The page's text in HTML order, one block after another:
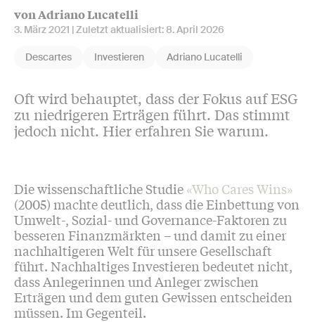
von Adriano Lucatelli
3. März 2021 | Zuletzt aktualisiert:8. April 2026
Descartes Investieren Adriano Lucatelli
Oftwird behauptet, dass der Fokus auf ESG
zu niedrigeren Erträgen führt. Das stimmt
jedoch nicht. Hier erfahren Sie warum.
Die wissenschaftliche Studie«Who Cares Wins»
(2005) machte deutlich, dass die Einbettung von
Umwelt-, Sozial- und Governance-Faktoren zu
besseren Finanzmärkten – und damit zu einer
nachhaltigeren Welt für unsere Gesellschaft
führt. Nachhaltiges Investieren bedeutet nicht,
dass Anlegerinnen und Anleger zwischen
Erträgen und dem guten Gewissen entscheiden
müssen. Im Gegenteil.